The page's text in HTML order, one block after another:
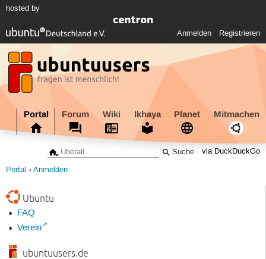
hosted by
Anmelden Registrieren
Portal Forum Wiki Ikhaya Planet Mitmachen
via DuckDuckGo
Portal Anmelden
Ubuntu
FAQ
Verein
ubuntuusers.de